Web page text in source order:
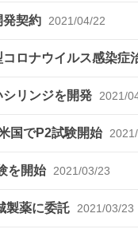
発契約 2021/04/22
ロナウイルス感染症
リンジを開発 2021/
国でP2試験開始
を開始 2021/03/23
製薬に委託 2021/03/23